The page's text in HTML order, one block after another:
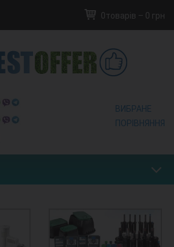
0товарів – 0 грн
ВИБРАНЕ
ПОРІВНЯННЯ